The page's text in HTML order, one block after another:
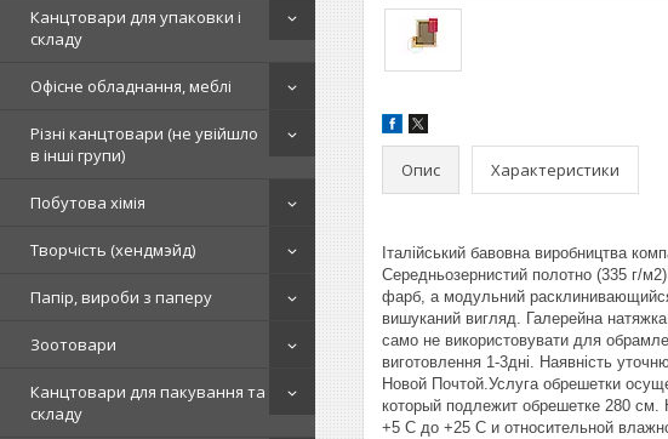
Канцтовари для упаковки і
складу
Офісне обладнання, меблі
Різні канцтовари (не увійшло
в інші групи)
Побутова хімія
Творчість (хендмэйд)
Папір, вироби з паперу
Зоотовари
Канцтовари для пакування та
складу
Опис Характеристики
Італійський бавовна виробництва
Середньозернистий полотно (335 г/
фарб, а модульний
вишуканий вигляд. Галерейна
само не використовувати для
виготовлення 1-3дні. Наявність
Новой Почтой.Услуга обрешетки
который подлежит обрешетке 280 см.
+5 С до +25 С и относительной